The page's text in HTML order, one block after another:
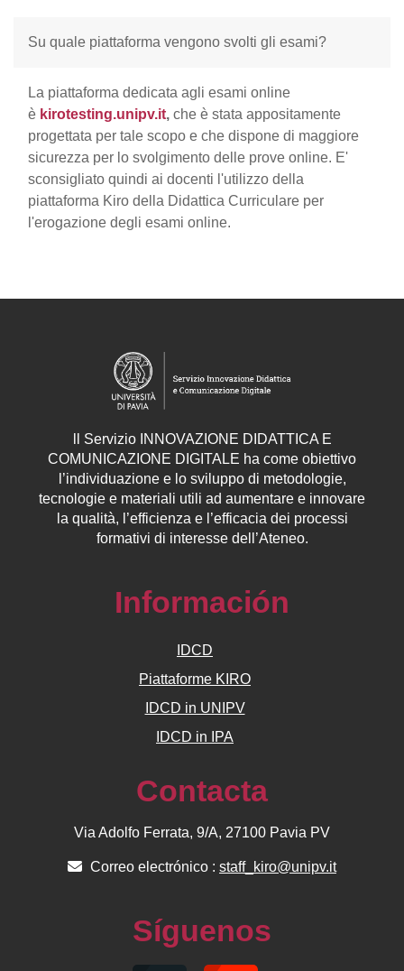
Su quale piattaforma vengono svolti gli esami?
La piattaforma dedicata agli esami online
è kirotesting.unipv.it, che è stata appositamente
progettata per tale scopo e che dispone di maggiore
sicurezza per lo svolgimento delle prove online. E'
sconsigliato quindi ai docenti l'utilizzo della
piattaforma Kiro della Didattica Curriculare per
l'erogazione degli esami online.
Servizio INNOVAZIONE DIDATTICA E
COMUNICAZIONE DIGITALE ha come obiettivo
l’individuazione e lo sviluppo di metodologie,
tecnologie e materiali utili ad aumentare e innovare
la qualità, l’efficienza e l’efficacia dei processi
formativi di interesse dell’Ateneo.
Información
IDCD
Piattaforme KIRO
IDCD in UNIPV
IDCD in IPA
Contacta
Via Adolfo Ferrata, 9/A, 27100 Pavia PV
Correo electrónico : staff_kiro@unipv.it
Síguenos